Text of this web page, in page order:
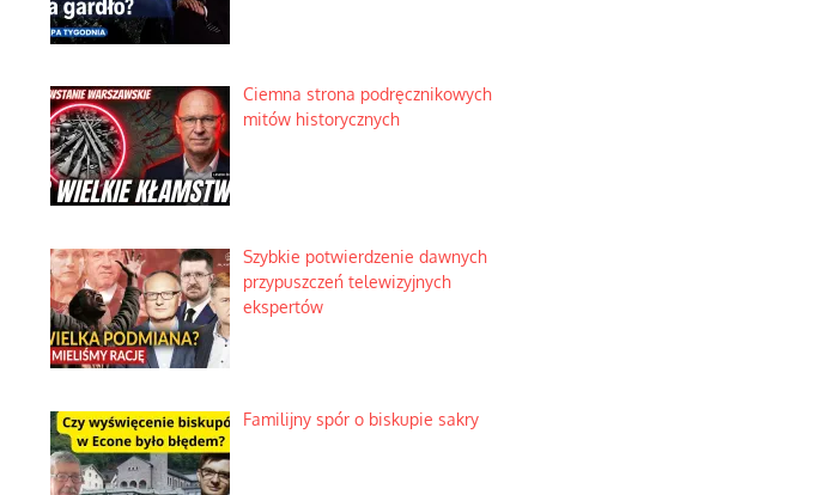
Ciemna strona podręcznikowych
mitów historycznych
Szybkie potwierdzenie dawnych
przypuszczeń telewizyjnych
ekspertów
Familijny spór o biskupie sakry